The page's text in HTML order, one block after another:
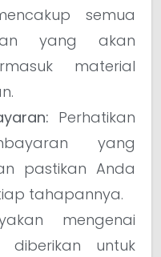
semua
yang akan
material
Perhatikan
yang
pastikan Anda
tahapannya.
mengenai
diberikan untuk